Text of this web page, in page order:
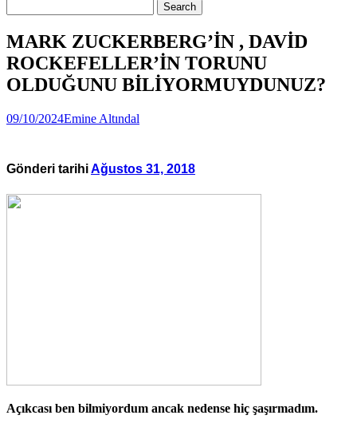
MARK ZUCKERBERG’İN , DAVİD
ROCKEFELLER’İN TORUNU
OLDUĞUNU BİLİYORMUYDUNUZ?
09/10/2024Emine Altındal
Gönderi tarihiAğustos 31, 2018
Açıkcası ben bilmiyordum ancak nedense hiç şaşırmadım.